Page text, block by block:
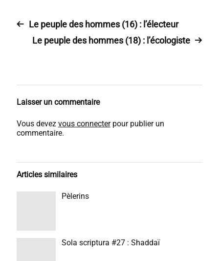
Le peuple des hommes (16) : l’électeur
Le peuple des hommes (18) : l’écologiste
Laisser un commentaire
Vous devez vous connecterpour publier un
commentaire.
Articles similaires
Pèlerins
Sola scriptura #27 : Shaddaï